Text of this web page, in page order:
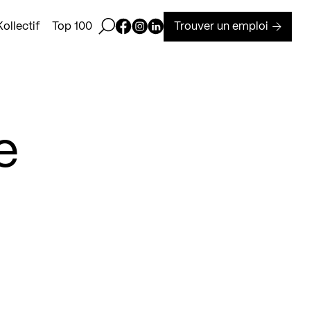
Top 100 Ouvrir la barre de recherche
Page Facebook de Kollectif
Page Instagram de Kollectif
Page Linkedin de Kollectif
Trouver un emploi